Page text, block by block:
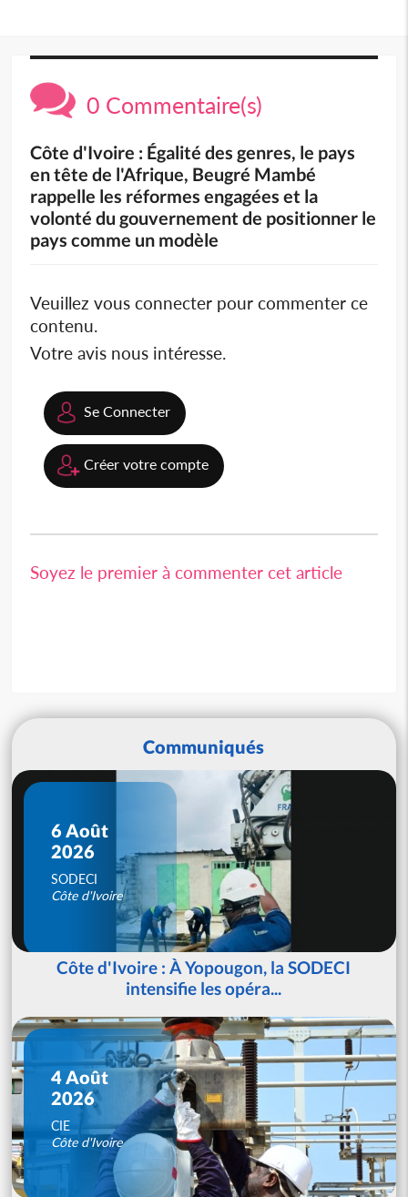
0 Commentaire(s)
Côte d'Ivoire : Égalité des genres, le pays
en tête de l'Afrique, Beugré Mambé
rappelle les réformes engagées et la
volonté du gouvernement de positionner le
pays comme un modèle
Veuillez vous connecter pour commenter ce
contenu.
Votre avis nous intéresse.
Se Connecter
Créer votre compte
Soyez le premier à commenter cet article
Communiqués
6 Août
2026
SODECI
Côte d'Ivoire
Côte d'Ivoire : À Yopougon, la SODECI
intensifie les opéra...
4 Août
2026
CIE
Côte d'Ivoire